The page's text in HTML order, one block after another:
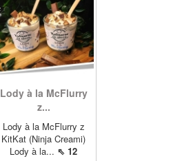
Lody à la McFlurry
z...
Lody à la McFlurry z
KitKat (Ninja Creami)
Lody à la... ⇖ 12